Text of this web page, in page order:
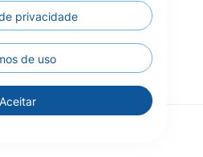
privacidade
de uso
Aceitar